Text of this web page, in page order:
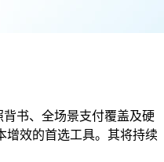
书、全场景支付覆盖及硬
增效的首选工具。其将持续